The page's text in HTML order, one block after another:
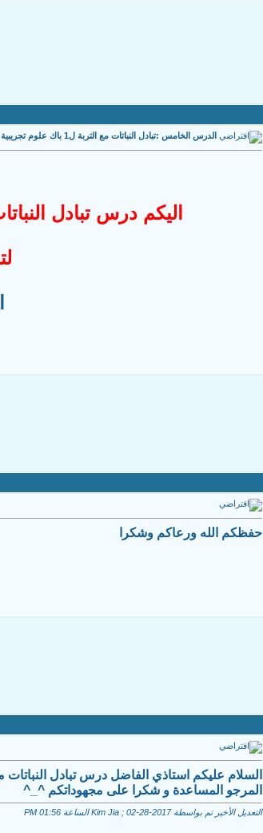
الدرس الخامس :تبادل النباتات مع التربة ل1 باك علوم تجريبية
اليكم درس تبادل
حفظكم الله ورعاكم وشكرا
السلام عليكم استاذي الفاضل درس تبادل النباتات
المرجو المساعدة و شكرا على مجهوداتكم ^_^
التعديل الأخير تم بواسطة Kim Jia ; 02-28-2017 الساعة 01:56 PM